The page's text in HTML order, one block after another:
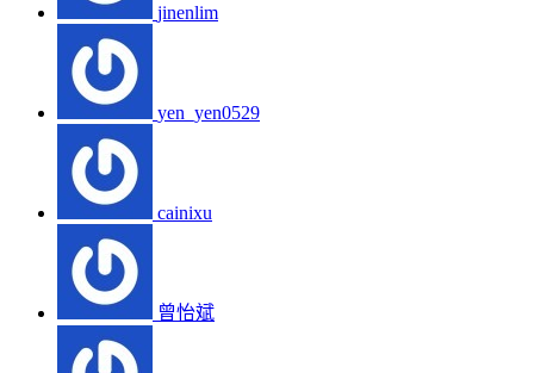
jinenlim
yen_yen0529
cainixu
曾怡斌